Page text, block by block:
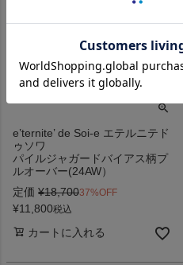
e’ternite’ de Soi-e エテルニテド
ゥソワ
パイルジャガードバイアス柄プ
ルオーバー(24AW）
定価 ¥18,70037%OFF
¥11,800税込
カートに入れる